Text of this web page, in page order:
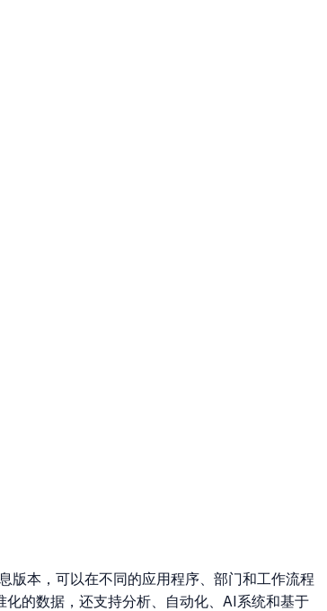
版本，可以在不同的应用程序、部门和工作流程
的数据，还支持分析、自动化、AI系统和基于